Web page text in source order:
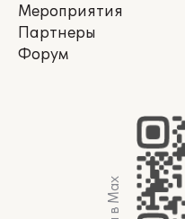
Мероприятия
Партнеры
Форум